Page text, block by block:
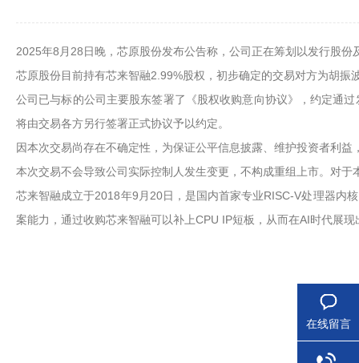
2025年8月28日晚，芯原股份发布公告称，公司正在筹划以发行股
芯原股份目前持有芯来智融2.99%股权，初步确定的交易对方为胡
公司已与标的公司主要股东签署了《股权收购意向协议》，约定通
将由交易各方另行签署正式协议予以约定。
因本次交易尚存在不确定性，为保证公平信息披露、维护投资者利
本次交易不会导致公司实际控制人发生变更，不构成重组上市。对
芯来智融成立于2018年9月20日，是国内首家专业RISC-V处理器内
案能力，通过收购芯来智融可以补上CPU IP短板，从而在AI时代展
在线留言